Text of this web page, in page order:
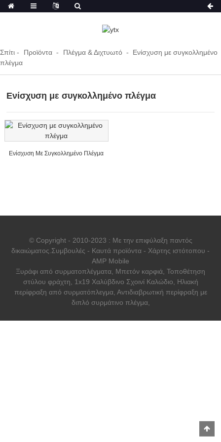
Σπίτι Προϊόντα Πλέγμα & Διχτυωτό
Ενίσχυση με συγκολλημένο
πλέγμα
Ενίσχυση με συγκολλημένο πλέγμα
Ενίσχυση Με Συγκολλημένο Πλέγμα
© Copyright - 2010-2023 : Με την επιφύλαξη παντός
δικαιώματος. Συμβουλές - Καυτά προϊόντα - Χάρτης ιστότοπου -
AMP Mobile
Ξυράφι από συρματοπλέγματα Μπετόν καρφιά Τοποθέτηση
στύλου φράχτη
1x19 Χαλύβδινο Σχοινί Καλώδιο
Ηλιακή
περίφραξη από συρματόπλεγμα, Αντιδιαβρωτική περίφραξη με
διπλό συρμάτινο πλέγμα,